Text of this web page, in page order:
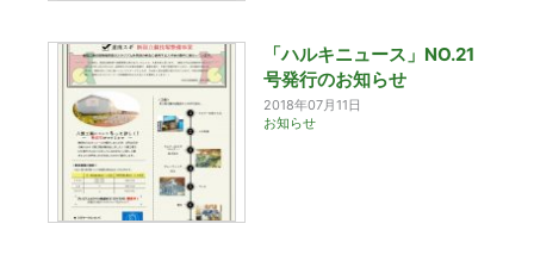
「ハルキニュース」NO.21
号発行のお知らせ
2018年07月11日
お知らせ